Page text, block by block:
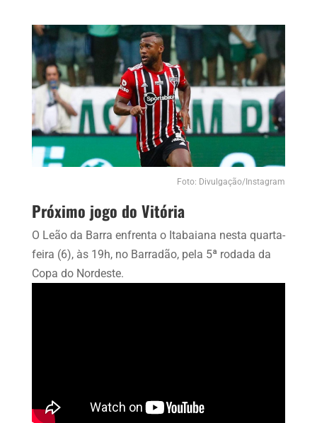
Foto: Divulgação/Instagram
Próximo jogo do Vitória
O Leão da Barra enfrenta o Itabaiana nesta quarta-
feira (6), às 19h, no Barradão, pela 5ª rodada da
Copa do Nordeste.